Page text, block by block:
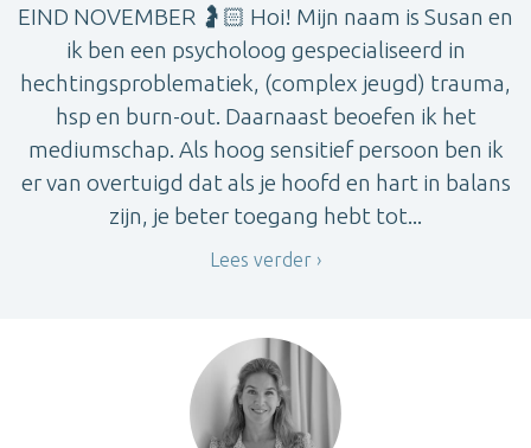
EIND NOVEMBER 🤰🏻 Hoi! Mijn naam is Susan en
ik ben een psycholoog gespecialiseerd in
hechtingsproblematiek, (complex jeugd) trauma,
hsp en burn-out. Daarnaast beoefen ik het
mediumschap. Als hoog sensitief persoon ben ik
er van overtuigd dat als je hoofd en hart in balans
zijn, je beter toegang hebt tot...
Lees verder